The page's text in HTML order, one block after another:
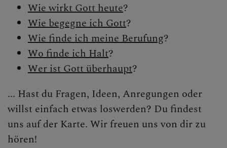
Wie wirkt Gott heute?
Wie begegne ich Gott?
Wie finde ich meine Berufung?
Wo finde ich Halt?
Wer ist Gott überhaupt?
... Hast du Fragen, Ideen, Anregungen oder
willst einfach etwas loswerden? Du findest
uns auf der Karte. Wir freuen uns von dir zu
hören!